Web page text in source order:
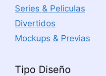
Series & Peliculas
Divertidos
Mockups & Previas
Tipo Diseño